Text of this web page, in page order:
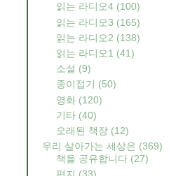
읽는 라디오4 (100)
읽는 라디오3 (165)
읽는 라디오2 (138)
읽는 라디오1 (41)
소설 (9)
종이접기 (50)
영화 (120)
기타 (40)
오래된 책장 (12)
우리 살아가는 세상은 (369)
책을 공유합니다 (27)